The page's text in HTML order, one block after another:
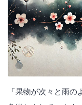
「果物が次々と雨